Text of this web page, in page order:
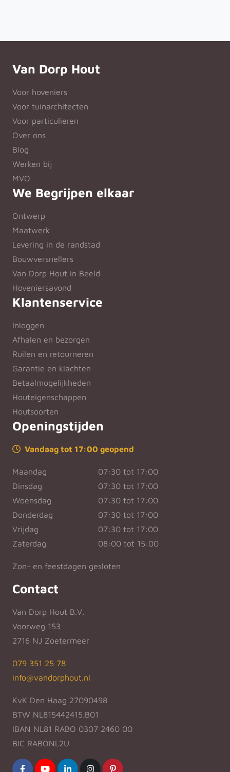
Van Dorp Hout
Voor hoveniers
Voor tuinarchitecten
Voor particulieren
Over ons
Blog
Werken bij
MVO
We Begrijpen elkaar
Ontwerp
Maatwerk
Levering in de randstad
Bouwversnellers
Van Dorp Hout in Beeld
Hoveniersavond
Klantenservice
Inloggen
Afhalen en bezorgen
Ruilen en retourneren
Garantie en klachten
Betaalmogelijkheden
Houteigenschappen
Houtsoorten
Openingstijden
Vandaag tot 17:00 geopend
Maandag
07:30 tot 17:00
Dinsdag
07:30 tot 17:00
Woensdag
07:30 tot 17:00
Donderdag
07:30 tot 17:00
Vrijdag
07:30 tot 17:00
Zaterdag
08:00 tot 15:00
Zon- en feestdagen gesloten
Contact
Van Dorp Hout B.V.
Voorweg 153
2716 NJ Zoetermeer
079 351 25 78
info@vandorphout.nl
KvK Den Haag 27090498
BTW NL815442415.B01
IBAN NL81 RABO 0307 2460 00
BIC RABONL2U